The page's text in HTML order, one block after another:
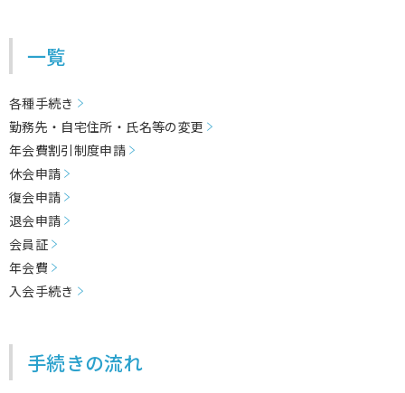
一覧
各種手続き
勤務先・自宅住所・氏名等の変更
年会費割引制度申請
休会申請
復会申請
退会申請
会員証
年会費
入会手続き
手続きの流れ